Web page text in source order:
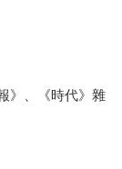
》、《時代》雜